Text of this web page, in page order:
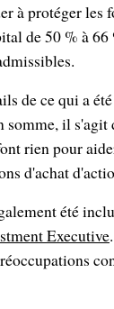
à protéger
de 50 % à
de ce qui a
il
rien pour
d'achat
été
Executive